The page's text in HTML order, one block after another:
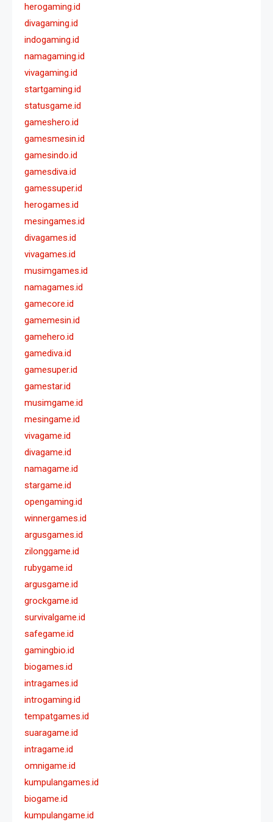
herogaming.id
divagaming.id
indogaming.id
namagaming.id
vivagaming.id
startgaming.id
statusgame.id
gameshero.id
gamesmesin.id
gamesindo.id
gamesdiva.id
gamessuper.id
herogames.id
mesingames.id
divagames.id
vivagames.id
musimgames.id
namagames.id
gamecore.id
gamemesin.id
gamehero.id
gamediva.id
gamesuper.id
gamestar.id
musimgame.id
mesingame.id
vivagame.id
divagame.id
namagame.id
stargame.id
opengaming.id
winnergames.id
argusgames.id
zilonggame.id
rubygame.id
argusgame.id
grockgame.id
survivalgame.id
safegame.id
gamingbio.id
biogames.id
intragames.id
introgaming.id
tempatgames.id
suaragame.id
intragame.id
omnigame.id
kumpulangames.id
biogame.id
kumpulangame.id